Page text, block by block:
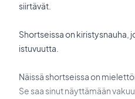
siirtävät.
Shortseissa on kiristysnauha,
istuvuutta.
Näissä shortseissa on
Se saa sinut näyttämään